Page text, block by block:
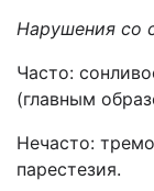
Нарушения со
Часто:
(главным
Нечасто:
парестезия.